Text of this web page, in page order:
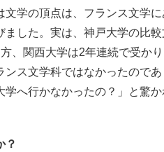
学の頂点は、フランス文学
した。実は、神戸大学の比
、関西大学は2年連続で受か
ス文学科ではなかったので
へ行かなかったの？」と驚か
？